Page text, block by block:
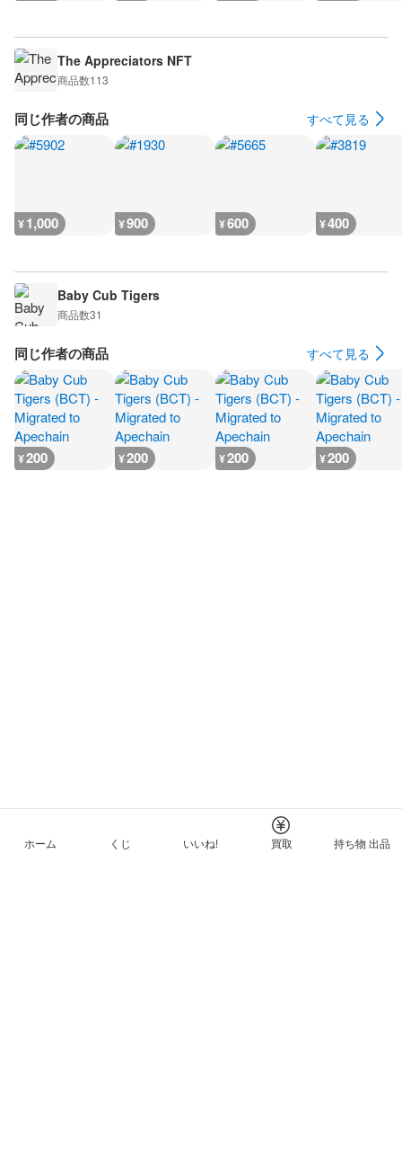
The Appreciators NFT
商品数113
同じ作者の商品 すべて見る
¥1,000 ¥900 ¥600 ¥400
Baby Cub Tigers
商品数31
同じ作者の商品 すべて見る
¥200 ¥200 ¥200 ¥200
ホーム くじ いいね! 買取 持ち物 出品